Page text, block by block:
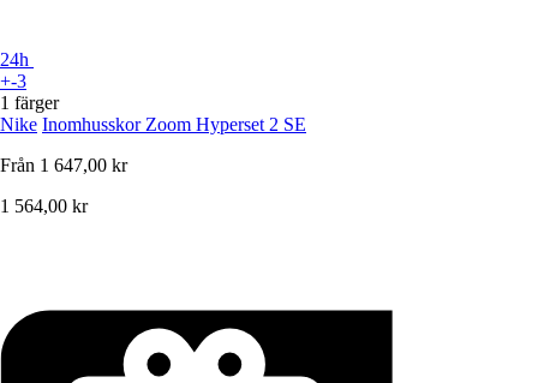
24h
+-3
1 färger
Nike Inomhusskor Zoom Hyperset 2 SE
Från 1 647,00 kr
1 564,00 kr